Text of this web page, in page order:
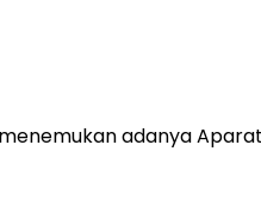
adanya